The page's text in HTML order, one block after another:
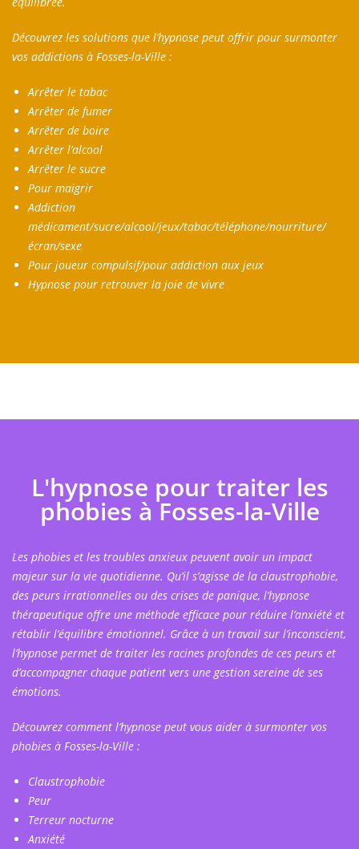
Découvrez les solutions que l’hypnose peut offrir pour surmonter
vos addictions à Fosses-la-Ville :
Arrêter le tabac
Arrêter de fumer
Arrêter de boire
Arrêter l’alcool
Arrêter le sucre
Pour maigrir
Addiction
médicament/sucre/alcool/jeux/tabac/téléphone/nourriture/
écran/sexe
Pour joueur compulsif/pour addiction aux jeux
Hypnose pour retrouver la joie de vivre
L'hypnose pour traiter les
phobies à Fosses-la-Ville
Les phobies et les troubles anxieux peuvent avoir un impact
majeur sur la vie quotidienne. Qu’il s’agisse de la claustrophobie,
des peurs irrationnelles ou des crises de panique, l’hypnose
thérapeutique offre une méthode efficace pour réduire l’anxiété et
rétablir l’équilibre émotionnel. Grâce à un travail sur l’inconscient,
l’hypnose permet de traiter les racines profondes de ces peurs et
d’accompagner chaque patient vers une gestion sereine de ses
émotions.
Découvrez comment l’hypnose peut vous aider à surmonter vos
phobies à Fosses-la-Ville :
Claustrophobie
Peur
Terreur nocturne
Anxiété